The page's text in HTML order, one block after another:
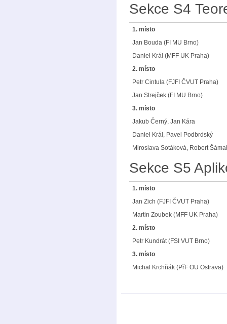
Sekce S4
1. místo
Jan Bouda (FI MU Brno)
Daniel Král (MFF UK Praha)
2. místo
Petr Cintula (FJFI ČVUT Praha)
Jan Strejček (FI MU Brno)
3. místo
Jakub Černý, Jan Kára
Daniel Král, Pavel Podbrdský
Miroslava Sotáková, Robert
Sekce S5
1. místo
Jan Zich (FJFI ČVUT Praha)
Martin Zoubek (MFF UK Praha)
2. místo
Petr Kundrát (FSI VUT Brno)
3. místo
Michal Krchňák (PřF OU Ostrava)